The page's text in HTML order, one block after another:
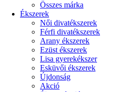
Összes márka
Ékszerek
Női divatékszerek
Férfi divatékszerek
Arany ékszerek
Ezüst ékszerek
Lisa gyerekékszer
Esküvői ékszerek
Újdonság
Akció